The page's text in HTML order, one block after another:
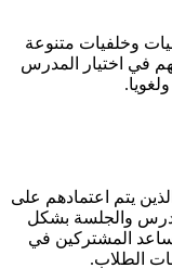
وخلفيات متنوعة
في اختيار المدرس
يتم اعتمادهم على
والجلسة بشكل
المشتركين في
الطلاب.